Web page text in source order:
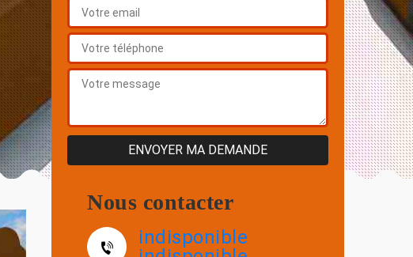
Nous contacter
indisponible